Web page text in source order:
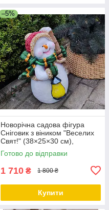
–5%
Новорічна садова фігура
Сніговик з віником "Веселих
Свят!" (38×25×30 см),
садовий новорічний декор
Готово до відправки
1 710 ₴ 1 800 ₴
Купити